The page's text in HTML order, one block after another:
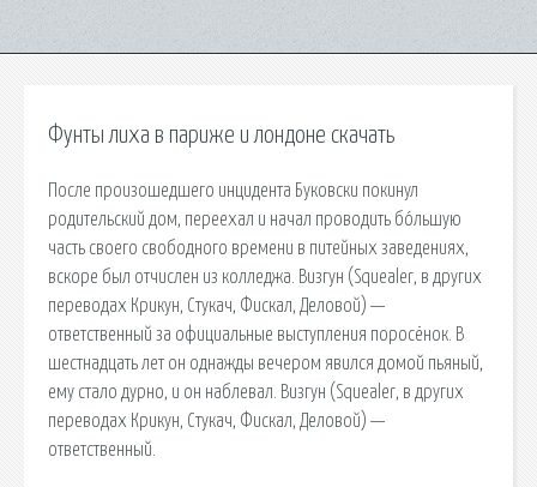
Фунты лиха в париже и лондоне скачать
После произошедшего инцидента Буковски покинул
родительский дом, переехал и начал проводить бо́льшую
часть своего свободного времени в питейных заведениях,
вскоре был отчислен из колледжа. Визгун (Squealer, в других
переводах Крикун, Стукач, Фискал, Деловой) —
ответственный за официальные выступления поросёнок. В
шестнадцать лет он однажды вечером явился домой пьяный,
ему стало дурно, и он наблевал. Визгун (Squealer, в других
переводах Крикун, Стукач, Фискал, Деловой) —
ответственный.